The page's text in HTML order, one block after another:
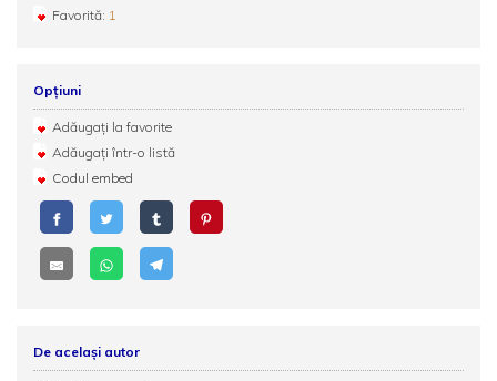
Favorită: 1
Opțiuni
Adăugați la favorite
Adăugați într-o listă
Codul embed
De același autor